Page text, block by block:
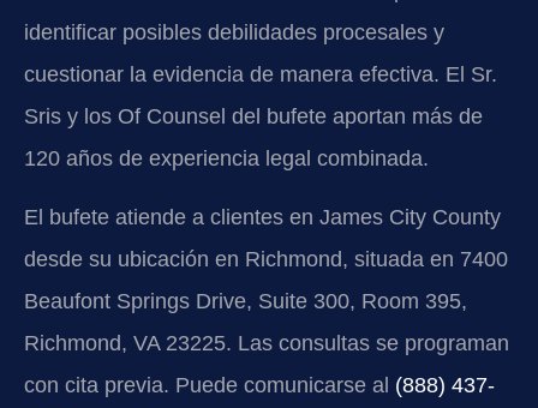
identificar posibles debilidades procesales y
cuestionar la evidencia de manera efectiva. El Sr.
Sris y los Of Counsel del bufete aportan más de
120 años de experiencia legal combinada.
El bufete atiende a clientes en James City County
desde su ubicación en Richmond, situada en 7400
Beaufont Springs Drive, Suite 300, Room 395,
Richmond, VA 23225. Las consultas se programan
con cita previa. Puede comunicarse al (888) 437-